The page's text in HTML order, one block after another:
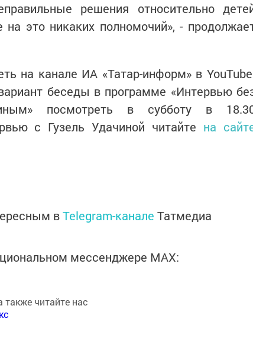
решения относительно
это никаких полномочий», -
на канале ИА «Татар-информ» в
беседы в программе «Интервью
посмотреть в субботу в
с Гузель Удачиной читайте на
вTelegram-канале Татмедиа
мессенджере MАХ:
также читайте нас